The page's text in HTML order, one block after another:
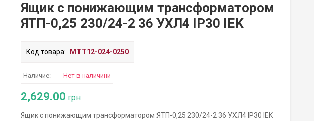
Ящик с понижающим трансформатором
ЯТП-0,25 230/24-2 36 УХЛ4 IP30 IEK
Код товара: MTT12-024-0250
Наличие: Нет в наличини
2,629.00 грн
Ящик с понижающим трансформатором ЯТП-0,25 230/24-2 36 УХЛ4 IP30 IEK